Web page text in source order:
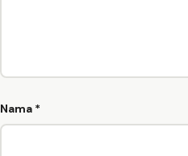
Nama *